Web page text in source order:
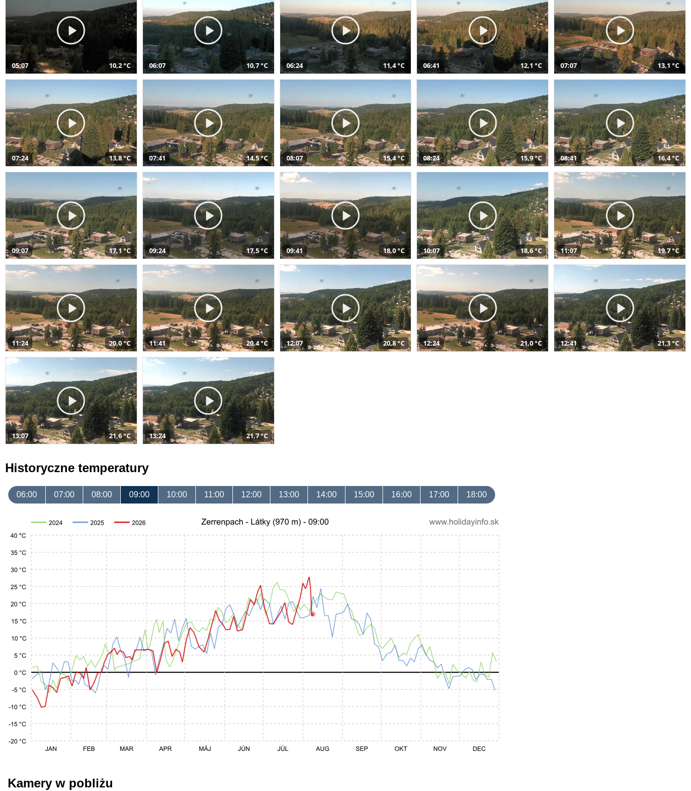
05:07 10,2 °C 06:07 10,7 °C 06:24 11,4 °C 06:41 12,1 °C 07:07 13,1 °C
07:24 13,8 °C 07:41 14,5 °C 08:07 15,4 °C 08:24 15,9 °C 08:41 16,4 °C
09:07 17,1 °C 09:24 17,5 °C 09:41 18,0 °C 10:07 18,6 °C 11:07 19,7 °C
11:24 20,0 °C 11:41 20,4 °C 12:07 20,8 °C 12:24 21,0 °C 12:41 21,3 °C
13:07 21,6 °C 13:24 21,7 °C
Historyczne temperatury
06:00 07:00 08:00 09:00 10:00 11:00 12:00 13:00 14:00 15:00 16:00 17:00 18:00
Kamery w pobliżu